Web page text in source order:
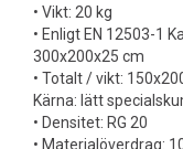
• Vikt: 20 kg
• Enligt EN 12503-1
300x200x25 cm
• Totalt / vikt:
Kärna: lätt
• Densitet: RG 20
• Materialöverdrag: